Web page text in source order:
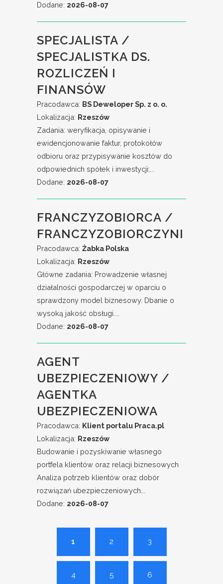
Dodane: 2026-08-07
SPECJALISTA /
SPECJALISTKA DS.
ROZLICZEŃ I
FINANSÓW
Pracodawca: BS Deweloper Sp. z o. o.
Lokalizacja: Rzeszów
Zadania: weryfikacja, opisywanie i
ewidencjonowanie faktur, protokołów
odbioru oraz przypisywanie kosztów do
odpowiednich spółek i inwestycji;...
Dodane: 2026-08-07
FRANCZYZOBIORCA /
FRANCZYZOBIORCZYNI
Pracodawca: Żabka Polska
Lokalizacja: Rzeszów
Główne zadania: Prowadzenie własnej
działalności gospodarczej w oparciu o
sprawdzony model biznesowy. Dbanie o
wysoką jakość obsługi....
Dodane: 2026-08-07
AGENT
UBEZPIECZENIOWY /
AGENTKA
UBEZPIECZENIOWA
Pracodawca: Klient portalu Praca.pl
Lokalizacja: Rzeszów
Budowanie i pozyskiwanie własnego
portfela klientów oraz relacji biznesowych
Analiza potrzeb klientów oraz dobór
rozwiązań ubezpieczeniowych...
Dodane: 2026-08-07
1 2 3
4 5 6